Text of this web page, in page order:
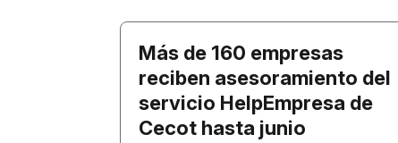
Más de 160 empresas
reciben asesoramiento del
servicio HelpEmpresa de
Cecot hasta junio